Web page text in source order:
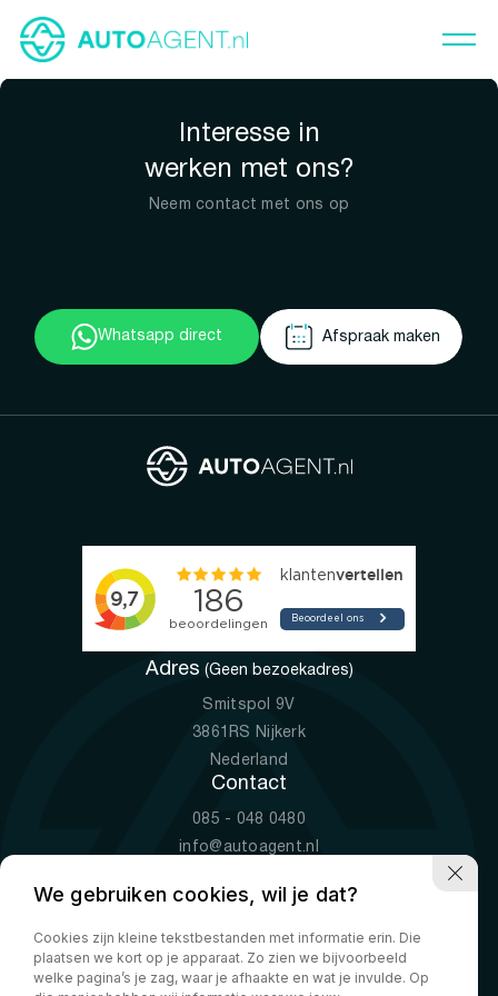
Interesse in
werken met ons?
Neem contact met ons op
Whatsapp direct Afspraak maken
Adres (Geen bezoekadres)
Smitspol 9V
3861RS Nijkerk
Nederland
Contact
085 - 048 0480
info@autoagent.nl
Openingstijden
Ma-Vr
09:00 - 19:00
Za
10:00 - 17:00
We gebruiken cookies, wil je dat?
Cookies zijn kleine tekstbestanden met informatie erin. Die
plaatsen we kort op je apparaat. Zo zien we bijvoorbeeld
welke pagina’s je zag, waar je afhaakte en wat je invulde. Op